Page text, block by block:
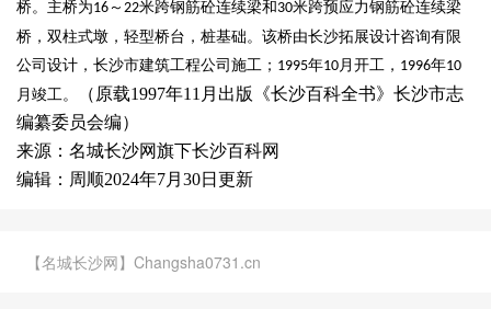
桥。主桥为16 ～ 22米跨钢筋砼连续梁和 30米跨预应力钢筋砼连续梁
桥，双柱式墩，轻型桥台，桩基础。该桥由长沙拓展设计咨询有限
公司设计，长沙市建筑工程公司施工； 1995年10月开工， 1996年10
月竣工。
（原载1997年11月出版《长沙百科全书》长沙市志
编纂委员会编）
来源：名城长沙网旗下长沙百科网
编辑：周顺2024年7月30日更新
【名城长沙网】Changsha0731.cn